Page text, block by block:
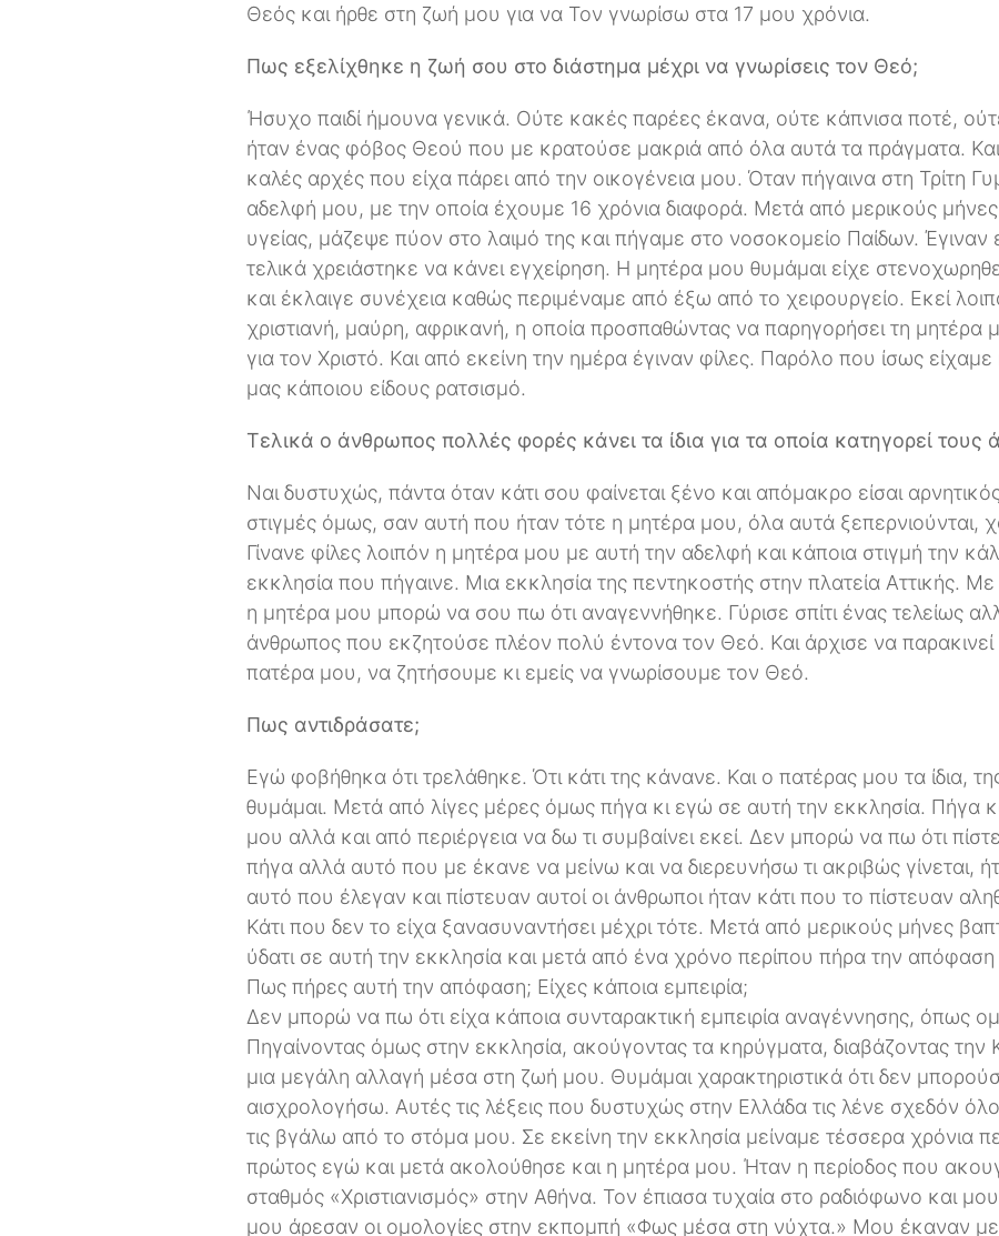
Θεός και ήρθε στη ζωή μου για να Τον γνωρίσω στα 17 μου χρόνια.
Πως εξελίχθηκε η ζωή σου στο διάστημα μέχρι να γνωρίσεις τον Θεό;
Ήσυχο παιδί ήμουνα γενικά. Ούτε κακές παρέες έκανα, ούτε κάπνισα ποτέ, ούτε
ήταν ένας φόβος Θεού που με κρατούσε μακριά από όλα αυτά τα πράγματα. Και
καλές αρχές που είχα πάρει από την οικογένεια μου. Όταν πήγαινα στη Τρίτη
αδελφή μου, με την οποία έχουμε 16 χρόνια διαφορά. Μετά από μερικούς
υγείας, μάζεψε πύον στο λαιμό της και πήγαμε στο νοσοκομείο Παίδων. Έγιναν
τελικά χρειάστηκε να κάνει εγχείρηση. Η μητέρα μου θυμάμαι είχε
και έκλαιγε συνέχεια καθώς περιμέναμε από έξω από το χειρουργείο. Εκεί
χριστιανή, μαύρη, αφρικανή, η οποία προσπαθώντας να παρηγορήσει τη μητέρα
για τον Χριστό. Και από εκείνη την ημέρα έγιναν φίλες. Παρόλο που ίσως
μας κάποιου είδους ρατσισμό.
Τελικά ο άνθρωπος πολλές φορές κάνει τα ίδια για τα οποία κατηγορεί τους
Ναι δυστυχώς, πάντα όταν κάτι σου φαίνεται ξένο και απόμακρο είσαι
στιγμές όμως, σαν αυτή που ήταν τότε η μητέρα μου, όλα αυτά ξεπερνιούνται,
Γίνανε φίλες λοιπόν η μητέρα μου με αυτή την αδελφή και κάποια στιγμή την
εκκλησία που πήγαινε. Μια εκκλησία της πεντηκοστής στην πλατεία Αττικής.
η μητέρα μου μπορώ να σου πω ότι αναγεννήθηκε. Γύρισε σπίτι ένας τελείως
άνθρωπος που εκζητούσε πλέον πολύ έντονα τον Θεό. Και άρχισε να παρακινεί
πατέρα μου, να ζητήσουμε κι εμείς να γνωρίσουμε τον Θεό.
Πως αντιδράσατε;
Εγώ φοβήθηκα ότι τρελάθηκε. Ότι κάτι της κάνανε. Και ο πατέρας μου τα ίδια,
θυμάμαι. Μετά από λίγες μέρες όμως πήγα κι εγώ σε αυτή την εκκλησία. Πήγα
μου αλλά και από περιέργεια να δω τι συμβαίνει εκεί. Δεν μπορώ να πω ότι
πήγα αλλά αυτό που με έκανε να μείνω και να διερευνήσω τι ακριβώς γίνεται,
αυτό που έλεγαν και πίστευαν αυτοί οι άνθρωποι ήταν κάτι που το πίστευαν
Κάτι που δεν το είχα ξανασυναντήσει μέχρι τότε. Μετά από μερικούς μήνες
ύδατι σε αυτή την εκκλησία και μετά από ένα χρόνο περίπου πήρα την
Πως πήρες αυτή την απόφαση; Είχες κάποια εμπειρία;
Δεν μπορώ να πω ότι είχα κάποια συνταρακτική εμπειρία αναγέννησης, όπως
Πηγαίνοντας όμως στην εκκλησία, ακούγοντας τα κηρύγματα, διαβάζοντας την
μια μεγάλη αλλαγή μέσα στη ζωή μου. Θυμάμαι χαρακτηριστικά ότι δεν
αισχρολογήσω. Αυτές τις λέξεις που δυστυχώς στην Ελλάδα τις λένε σχεδόν
τις βγάλω από το στόμα μου. Σε εκείνη την εκκλησία μείναμε τέσσερα χρόνια
πρώτος εγώ και μετά ακολούθησε και η μητέρα μου. Ήταν η περίοδος που
σταθμός «Χριστιανισμός» στην Αθήνα. Τον έπιασα τυχαία στο ραδιόφωνο και
μου άρεσαν οι ομολογίες στην εκπομπή «Φως μέσα στη νύχτα.» Μου έκαναν